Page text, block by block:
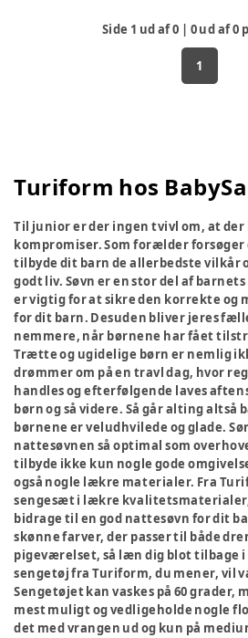
Side 1 ud af0 0ud af0
1
Turiform hos
Til junior er der ingen tvivl om, at der
kompromiser. Som forælder
tilbyde dit barn de allerbedste vilkår
godt liv. Søvn er en stor del af
er vigtig for at sikre den korrekte og
for dit barn. Desuden bliver jeres
nemmere, når børnene har fået
Trætte og ugidelige børn er nemlig
drømmer om på en travl dag, hvor
handles og efterfølgende laves
børn og så videre. Så går alting altså
børnene er veludhvilede og glade.
nattesøvnen så optimal som
tilbyde ikke kun nogle gode
også nogle lækre materialer. Fra
sengesæt i lækre kvalitetsmaterialer,
bidrage til en god nattesøvn for dit
skønne farver, der passer til både
pigeværelset, så læn dig blot tilbage
sengetøj fra Turiform, du mener, vil
Sengetøjet kan vaskes på 60 grader,
mest muligt og vedligeholde nogle
det med vrangen ud og kun på